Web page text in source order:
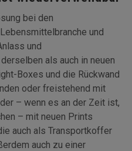
bei den
und
und
als auch in neuen
Boxes und die Rückwand
oder freistehend mit
– wenn es an der Zeit ist,
– mit neuen Prints
auch als Transportkoffer
auch zu einer